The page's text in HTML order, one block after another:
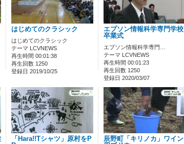
はじめてのクラシック
はじめてのクラシック
テーマ LCVNEWS
再生時間 00:01:38
再生回数 1250
登録日 2019/10/25
エプソン情報科学専門学校
卒業式
エプソン情報科学専門…
テーマ LCVNEWS
再生時間 00:01:23
再生回数 1250
登録日 2020/03/07
「Hara!!Tシャツ」原村をP
辰野町「キリノカ」ワイン